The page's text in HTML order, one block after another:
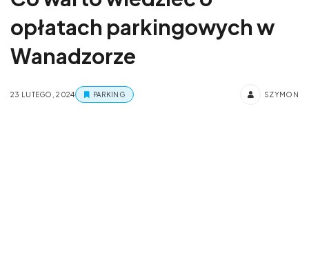
opłatach parkingowych w
Wanadzorze
23 LUTEGO, 2024 PARKING SZYMON